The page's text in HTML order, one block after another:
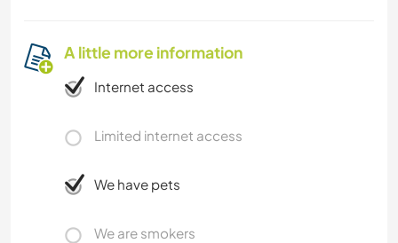
A little more information
Internet access
Limited internet access
We have pets
We are smokers